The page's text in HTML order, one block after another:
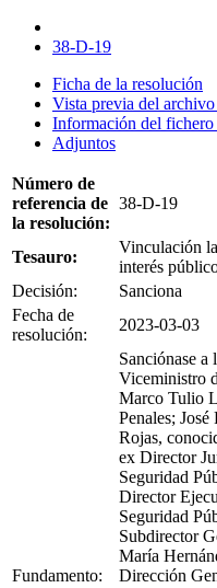
38-D-19
Ficha de la resolución
Vista previa del
Información del fichero
Adjuntos
Número de
referencia de
la resolución:
38-D-19
Tesauro:
Vinculación
interés
Decisión:
Sanciona
Fecha de
resolución:
2023-03-03
Fundamento:
Sanciónase
Viceministro
Marco Tulio
Penales;
Rojas,
ex Director
Seguridad
Director
Seguridad
Subdirector
María
Dirección